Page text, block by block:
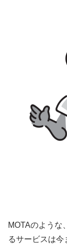
MOTAのような
るサービスは